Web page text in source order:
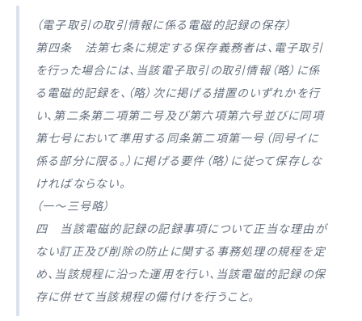
（電子取引の取引情報に係る電磁的記録の保存）
第四条 法第七条に規定する保存義務者は、電子取引
を行った場合には、当該電子取引の取引情報（略）に係
る電磁的記録を、（略）次に掲げる措置のいずれかを行
い、第二条第二項第二号及び第六項第六号並びに同項
第七号において準用する同条第二項第一号（同号イに
係る部分に限る。）に掲げる要件（略）に従って保存しな
ければならない。
（一〜三号略）
四 当該電磁的記録の記録事項について正当な理由が
ない訂正及び削除の防止に関する事務処理の規程を定
め、当該規程に沿った運用を行い、当該電磁的記録の保
存に併せて当該規程の備付けを行うこと。